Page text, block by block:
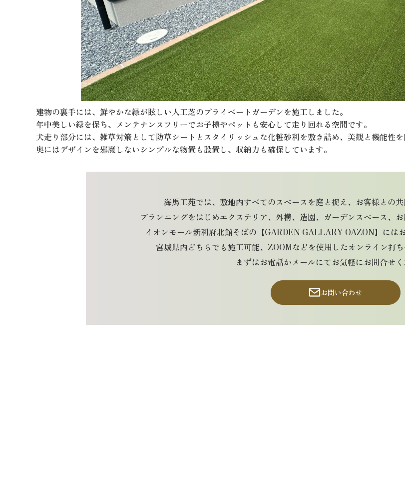
建物の裏手には、鮮やかな緑が眩しい人工芝のプライベートガーデンを施工しました。
年中美しい緑を保ち、メンテナンスフリーでお子様やペットも安心して走り回れる空間です。
犬走り部分には、雑草対策として防草シートとスタイリッシュな化粧砂利を敷き詰め、美観と機能性を
奥にはデザインを邪魔しないシンプルな物置も設置し、収納力も確保しています。
海馬工苑では、敷地内すべてのスペースを庭と捉え、お客様との共
プランニングをはじめエクステリア、外構、造園、ガーデンスペース、
イオンモール新利府北館そばの【GARDEN GALLARY OAZON】には
宮城県内どちらでも施工可能、ZOOMなどを使用したオンライン打
まずはお電話かメールにてお気軽にお問合せく
お問い合わせ